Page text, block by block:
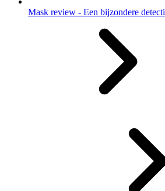
Mask review - Een bijzondere